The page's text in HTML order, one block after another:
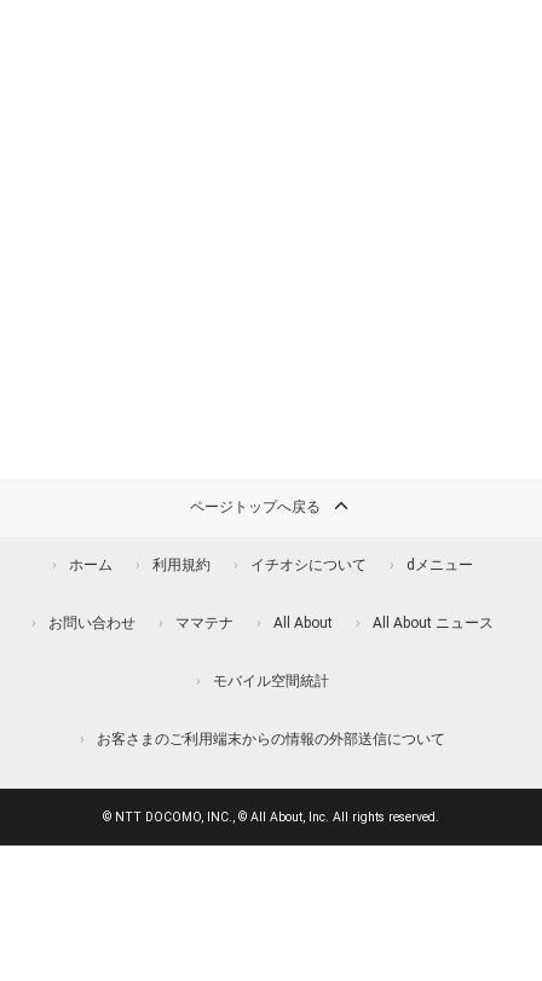
ページトップへ戻る
ホーム 利用規約 イチオシについて dメニュー
お問い合わせ ママテナ All About All About ニュース
モバイル空間統計
お客さまのご利用端末からの情報の外部送信について
© NTT DOCOMO, INC., © All About, Inc. All rights reserved.